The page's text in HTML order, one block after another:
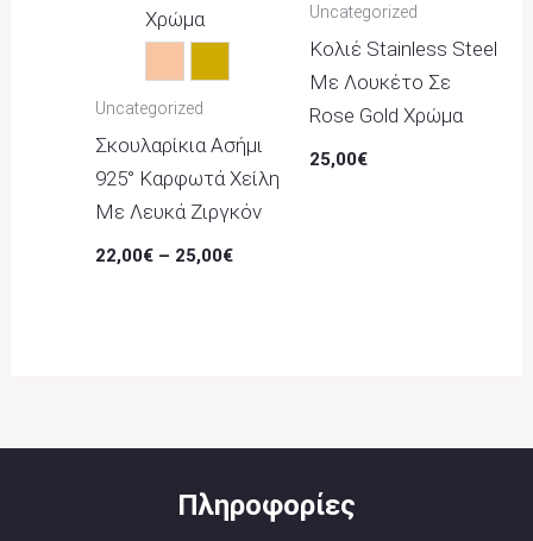
Χρώμα
Rose Gold
Χρυσό
Uncategorized
Σκουλαρίκια Ασήμι
925° Καρφωτά Χείλη
Με Λευκά Ζιργκόν
22,00€ – 25,00€
Uncategorized
Κολιέ Stainless Steel
Με Λουκέτο Σε
Rose Gold Χρώμα
25,00€
Πληροφορίες